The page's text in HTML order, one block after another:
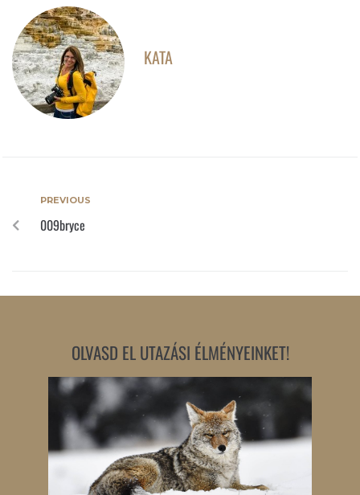
KATA
PREVIOUS
009bryce
OLVASD EL UTAZÁSI ÉLMÉNYEINKET!